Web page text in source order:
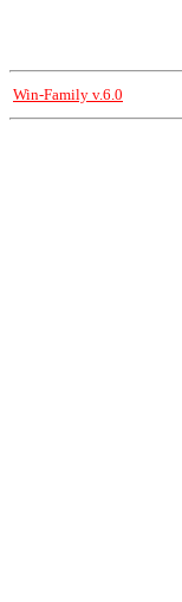
Win-Family v.6.0